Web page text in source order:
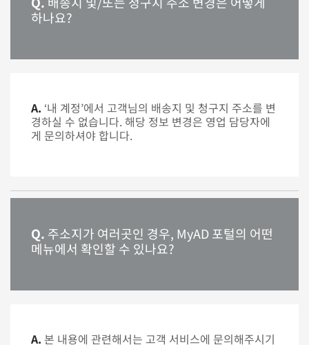
하나요?
A. ‘내 계정’에서 고객님의 배송지 및 청구지 주소를 변
경하실 수 없습니다. 해당 정보 변경은 영업 담당자에
게 문의하셔야 합니다.
Q. 주소지가 여러곳인 경우, MyAD 포털의 어떤
메뉴에서 확인할 수 있나요?
A. 본 내용에 관련해서는 고객 서비스에 문의해주시기